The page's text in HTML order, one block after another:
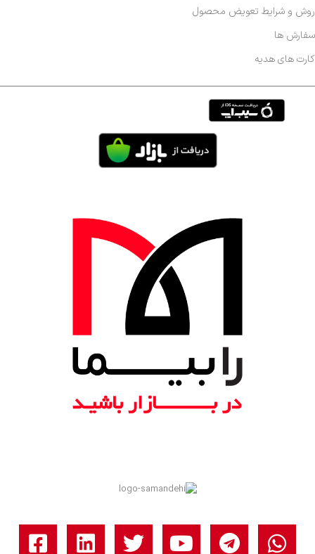
روش و شرایط تعویض محصول
سفارش ها
کارت های هدیه